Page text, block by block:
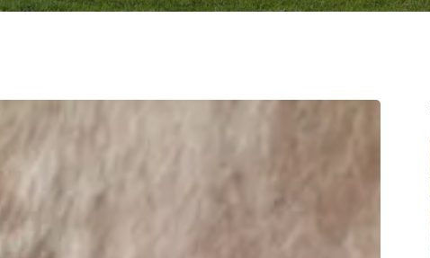
Ornementale